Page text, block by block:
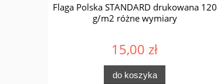
Flaga Polska STANDARD drukowana 120
g/m2 różne wymiary
15,00 zł
do koszyka